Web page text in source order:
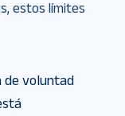
estos límites
de voluntad